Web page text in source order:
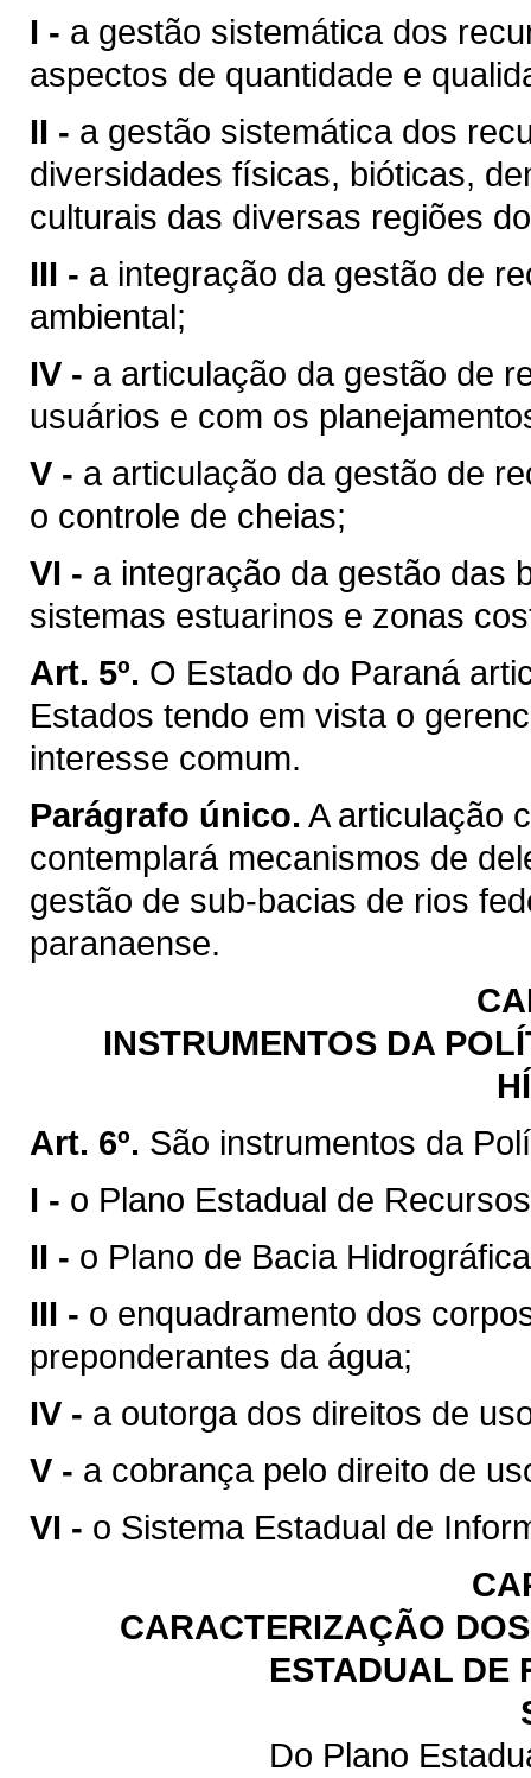
I - a gestão sistemática dos
aspectos de quantidade e
II - a gestão sistemática dos
diversidades físicas, bióticas,
culturais das diversas regiões
III - a integração da gestão de
ambiental;
IV - a articulação da gestão de
usuários e com os
V - a articulação da gestão de
o controle de cheias;
VI - a integração da gestão das
sistemas estuarinos e zonas
Art. 5º. O Estado do Paraná
Estados tendo em vista o
interesse comum.
Parágrafo único. A articulação
contemplará mecanismos de
gestão de sub-bacias de rios
paranaense.
INSTRUMENTOS DA
Art. 6º. São instrumentos da
I - o Plano Estadual de
II - o Plano de Bacia
III - o enquadramento dos
preponderantes da água;
IV - a outorga dos direitos de
V - a cobrança pelo direito de
VI - o Sistema Estadual de
CARACTERIZAÇÃO
ESTADUAL DE
Do Plano